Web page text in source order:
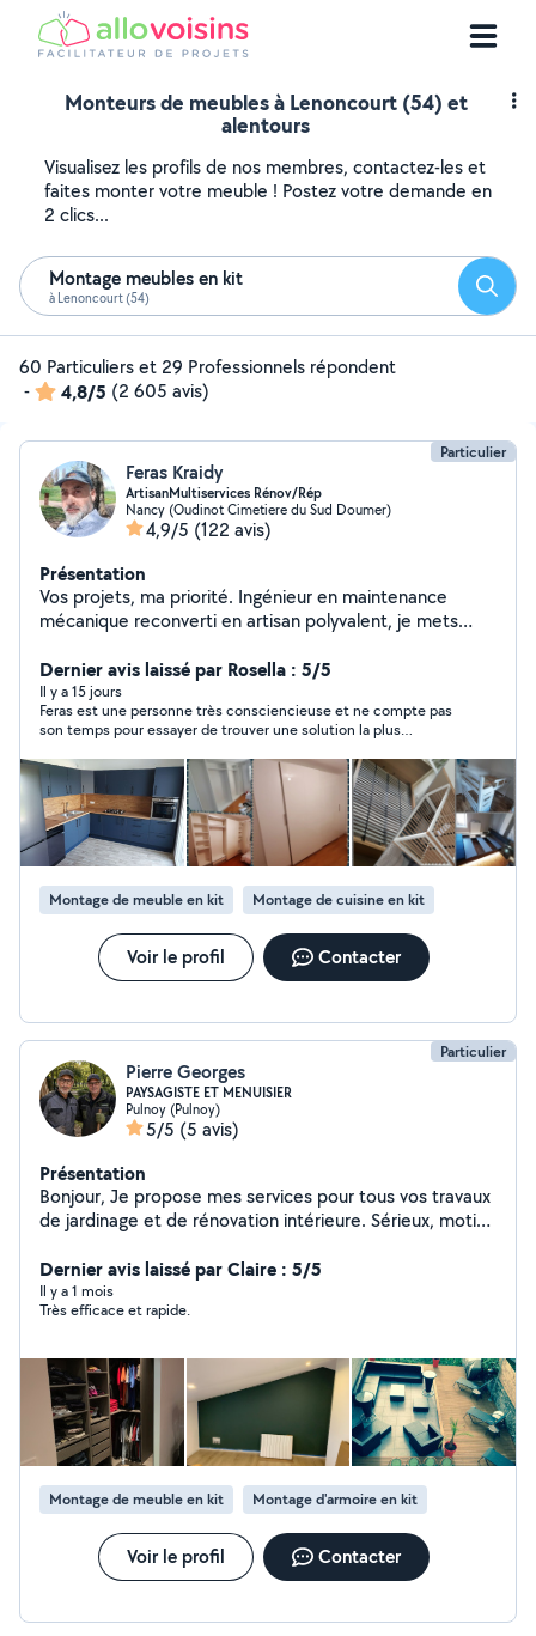
Monteurs de meubles à Lenoncourt (54) et
alentours
Visualisez les profils de nos membres, contactez-les et
faites monter votre meuble ! Postez votre demande en
2 clics...
Montage meubles en kit
à Lenoncourt (54)
60 Particuliers et 29 Professionnels répondent
-
4,8/5 (2 605 avis)
Particulier
Feras Kraidy
ArtisanMultiservices Rénov/Rép
Nancy (Oudinot Cimetiere du Sud Doumer)
4,9/5 (122 avis)
Présentation
Vos projets, ma priorité. Ingénieur en maintenance
mécanique reconverti en artisan polyvalent, je mets
bricolage à votre service. Je réalise vos travaux avec
rigueur, précision et dans le respect strict des normes
de sécurité, tout en m'adaptant à votre budget. Mon
expertise couvre de nombreux domaines : Intérieur :
montage de meubles, installation et pose de cuisines,
aménagement intérieur, petites interventions en
plomberie et électricité. Extérieur : pose de stores
bannes, portails, portes de garage et autres
installations. En tant que micro-entrepreneur, je vous
garantis un travail sérieux, transparent et soigné. Je
serai votre artisan de confiance pour concrétiser vos
projets. Feras
Dernier avis laissé par Rosella : 5/5
Il y a 15 jours
Feras est une personne très consciencieuse et ne compte pas
son temps pour essayer de trouver une solution la plus
hésitation
Montage de meuble en kit Montage de cuisine en kit
Voir le profil Contacter
Particulier
Pierre Georges
PAYSAGISTE ET MENUISIER
Pulnoy (Pulnoy)
5/5 (5 avis)
Présentation
Bonjour, Je propose mes services pour tous vos travaux
de jardinage et de rénovation intérieure. Sérieux, motivé
de haies, le débroussaillage ainsi que divers travaux de
paysagisme. Je suis également disponible pour des
travaux de menuiserie : pose de portes, montage et
réalise aussi vos travaux de peinture et pose de papier
peint avec soin. Je dispose du matériel adapté et je me
déplace rapidement selon vos besoins. Travail propre et
soigné. N'hésitez pas à me contacter pour un devis ou
plus d'informations. Devis et déplacement gratuits.
Dernier avis laissé par Claire : 5/5
Il y a 1 mois
Très efficace et rapide.
Montage de meuble en kit Montage d'armoire en kit
Voir le profil Contacter